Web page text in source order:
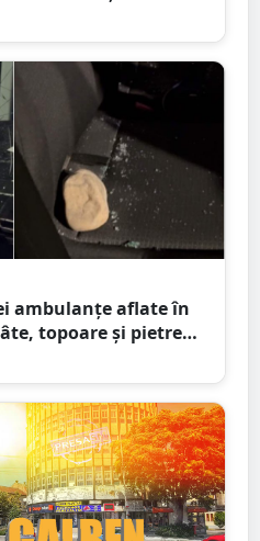
importantă
ambulanțe aflate în
topoare și pietre
din cauza